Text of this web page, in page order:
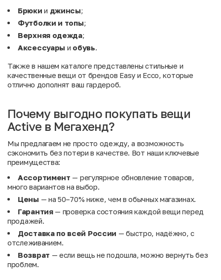
Брюки и джинсы;
Футболки и топы;
Верхняя одежда;
Аксессуары и обувь
Также в нашем каталоге представлены стильные и
качественные вещи от брендов Easy и Ecco , которые
отлично дополнят ваш гардероб.
Почему выгодно покупать вещи
Active в Мегахенд?
Мы предлагаем не просто одежду, а возможность
сэкономить без потери в качестве. Вот наши ключевые
преимущества:
Ассортимент — регулярное обновление товаров,
много вариантов на выбор.
Цены — на 50–70% ниже, чем в обычных магазинах.
Гарантия— проверка состояния каждой вещи перед
продажей.
Доставка по всей России — быстро, надёжно, с
отслеживанием.
Возврат — если вещь не подошла, можно вернуть без
проблем.